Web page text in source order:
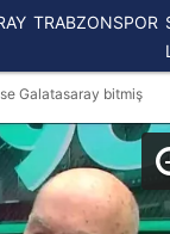
TRABZONSPOR
Galatasaray bitmiş